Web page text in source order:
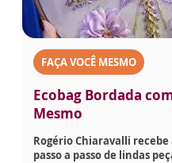
FAÇA VOCÊ MESMO
Ecobag Bordada
Mesmo
Rogério Chiaravalli
passo a passo de lindas